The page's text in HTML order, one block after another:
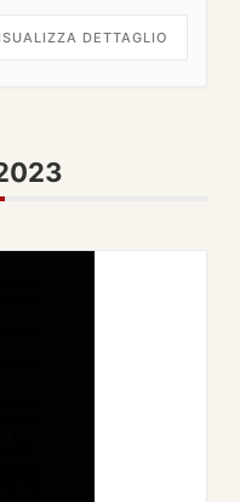
DETTAGLIO